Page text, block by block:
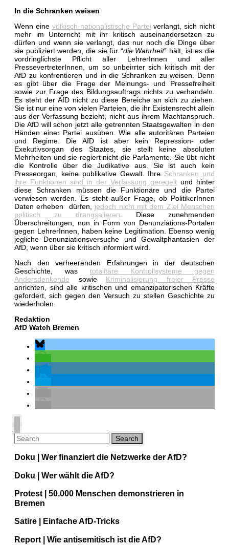
In die Schranken weisen
Wenn eine völkisch-nationalistische Partei verlangt, sich nicht
mehr im Unterricht mit ihr kritisch auseinandersetzen zu
dürfen und wenn sie verlangt, das nur noch die Dinge über
sie publiziert werden, die sie für “die Wahrheit” hält, ist es die
vordringlichste Pflicht aller LehrerInnen und aller
PressevertreterInnen, um so unbeirrter sich kritisch mit der
AfD zu konfrontieren und in die Schranken zu weisen. Denn
es gibt über die Frage der Meinungs- und Pressefreiheit
sowie zur Frage des Bildungsauftrags nichts zu verhandeln.
Es steht der AfD nicht zu diese Bereiche an sich zu ziehen.
Sie ist nur eine von vielen Parteien, die ihr Existensrecht allein
aus der Verfassung bezieht, nicht aus ihrem Machtanspruch.
Die AfD will schon jetzt alle getrennten Staatsgewalten in den
Händen einer Partei ausüben. Wie alle autoritären Parteien
und Regime. Die AfD ist aber kein Repression- oder
Exekutivsorgan des Staates, sie stellt keine absoluten
Mehrheiten und sie regiert nicht die Parlamente. Sie übt nicht
die Kontrolle über die Judikative aus. Sie ist auch kein
Presseorgan, keine publikative Gewalt. Ihre Schranken und
ihre Funktionen sind in der Verfassung geregelt und hinter
diese Schranken müssen die Funktionäre und die Partei
verwiesen werden. Es steht außer Frage, ob PolitikerInnen
Daten erheben dürfen, jedoch nicht mit dem Ziel Menschen
politisch zu drangsalieren . Diese zunehmenden
Überschreitungen, nun in Form von Denunziations-Portalen
gegen LehrerInnen, haben keine Legitimation. Ebenso wenig
jegliche Denunziationsversuche und Gewaltphantasien der
AfD, wenn über sie kritisch informiert wird.
Nach den verheerenden Erfahrungen in der deutschen
Geschichte, was totalitäre Kontrollsysteme gegen
Andersdenkende sowie Kriminalisierung freier Presse
anrichten, sind alle kritischen und emanzipatorischen Kräfte
gefordert, sich gegen den Versuch zu stellen Geschichte zu
wiederholen.
Redaktion
AfD Watch Bremen
Doku | Wer finanziert die Netzwerke der AfD?
Doku | Wer wählt die AfD?
Protest | 50.000 Menschen demonstrieren in
Bremen
Satire | Einfache AfD-Tricks
Report | Wie antisemitisch ist die AfD?